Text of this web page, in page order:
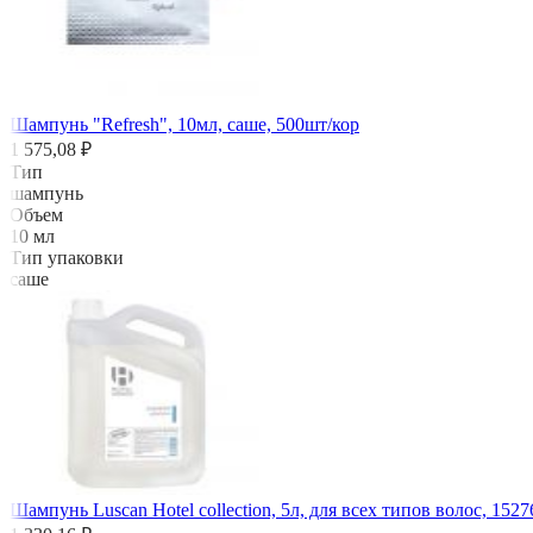
Шампунь "Refresh", 10мл, саше, 500шт/кор
1 575,08 ₽
Тип
шампунь
Объем
10 мл
Тип упаковки
саше
Шампунь Luscan Hotel collection, 5л, для всех типов волос,